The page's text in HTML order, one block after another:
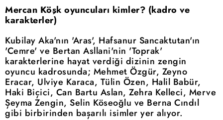
Mercan Köşk oyuncuları kimler? (kadro ve
karakterler)
Kubilay Aka'nın 'Aras', Hafsanur Sancaktutan'ın
'Cemre' ve Bertan Asllani'nin 'Toprak'
karakterlerine hayat verdiği dizinin zengin
oyuncu kadrosunda; Mehmet Özgür, Zeyno
Eracar, Ulviye Karaca, Tülin Özen, Halil Babür,
Haki Biçici, Can Bartu Aslan, Zehra Kelleci, Merve
Şeyma Zengin, Selin Köseoğlu ve Berna Cındıl
gibi birbirinden başarılı isimler yer alıyor.